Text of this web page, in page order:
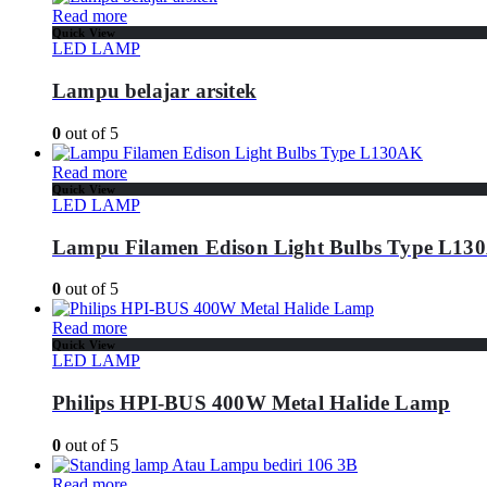
Read more
Quick View
LED LAMP
Lampu belajar arsitek
0 out of 5
Read more
Quick View
LED LAMP
Lampu Filamen Edison Light Bulbs Type
0 out of 5
Read more
Quick View
LED LAMP
Philips HPI-BUS 400W Metal Halide Lamp
0 out of 5